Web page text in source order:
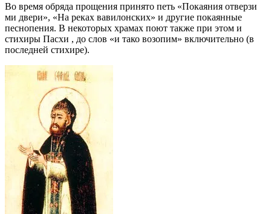
Во время обряда прощения принято петь «Покаяния отверзи
ми двери», «На реках вавилонских» и другие покаянные
песнопения. В некоторых храмах поют также при этом и
стихиры Пасхи , до слов «и тако возопим» включительно (в
последней стихире).